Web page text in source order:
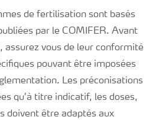
de fertilisation sont basés
par le COMIFER. Avant
assurez vous de leur conformité
pouvant être imposées
Les préconisations
qu’à titre indicatif, les doses,
doivent être adaptés aux